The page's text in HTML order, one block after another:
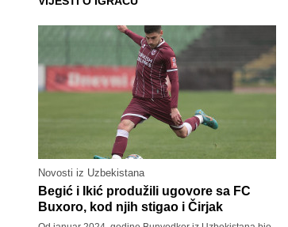
Novosti iz Uzbekistana
Begić i Ikić produžili ugovore sa FC
Buxoro, kod njih stigao i Čirjak